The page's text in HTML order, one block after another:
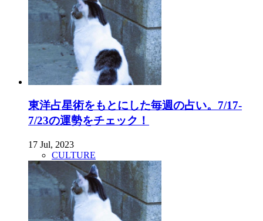
東洋占星術をもとにした毎週の占い。7/17-
7/23の運勢をチェック！
17 Jul, 2023
CULTURE